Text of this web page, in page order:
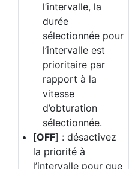
l’intervalle, la
durée
sélectionnée pour
l’intervalle est
prioritaire par
rapport à la
vitesse
d’obturation
sélectionnée.
[OFF] : désactivez
la priorité à
l’intervalle pour que